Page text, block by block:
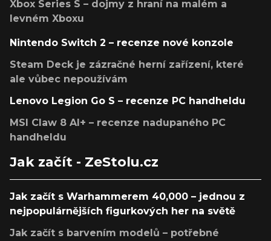
Xbox Series S – dojmy z hraní na malém a
levném Xboxu
Nintendo Switch 2 – recenze nové konzole
Steam Deck je zázračné herní zařízení, které
ale vůbec nepoužívám
Lenovo Legion Go S – recenze PC handheldu
MSI Claw 8 AI+ – recenze nadupaného PC
handheldu
Jak začít - ZeStolu.cz
Jak začít s Warhammerem 40,000 – jednou z
nejpopulárnějších figurkových her na světě
Jak začít s barvením modelů – potřebné